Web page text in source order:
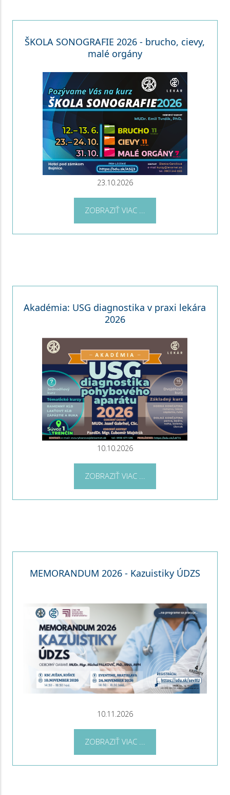
ŠKOLA SONOGRAFIE 2026 - brucho, cievy,
malé orgány
23.10.2026
ZOBRAZIŤ VIAC ...
Akadémia: USG diagnostika v praxi lekára
2026
10.10.2026
ZOBRAZIŤ VIAC ...
MEMORANDUM 2026 - Kazuistiky ÚDZS
10.11.2026
ZOBRAZIŤ VIAC ...